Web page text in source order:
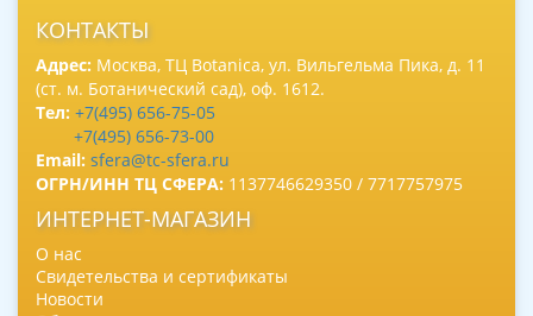
КОНТАКТЫ
Адрес: Москва, ТЦ Botanica, ул. Вильгельма Пика, д. 11
(ст. м. Ботанический сад), оф. 1612.
Тел: +7(495) 656-75-05
+7(495) 656-73-00
Email: sfera@tc-sfera.ru
ОГРН/ИНН ТЦ СФЕРА: 1137746629350 / 7717757975
ИНТЕРНЕТ-МАГАЗИН
О нас
Свидетельства и сертификаты
Новости